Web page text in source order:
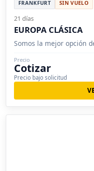
FRANKFURT SIN VUELO
21 días
EUROPA CLÁSICA
Somos la mejor opción
Precio
Cotizar
Precio bajo solicitud